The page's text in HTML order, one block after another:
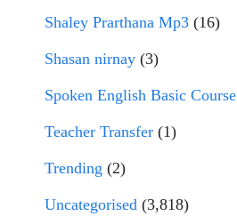
Shaley Prarthana Mp3 (16)
Shasan nirnay (3)
Spoken English Basic Course
Teacher Transfer (1)
Trending (2)
Uncategorised (3,818)